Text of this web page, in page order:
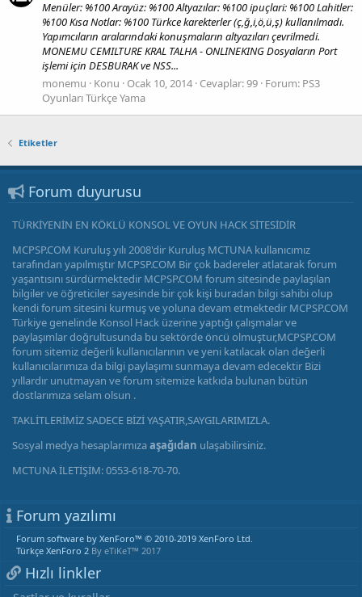
Menüler: %100 Arayüz: %100 Altyazılar: %100 ipuçlari: %100 Lahitler:
%100 Kısa Notlar: %100 Türkce karekterler (ç,ğ,i,ö,ü,ş) kullanılmadı.
Yapımcıların aralarındaki konuşmaların altyazıları çevrilmedi.
MONEMU CEMILTURE KRAL TALHA - ONLINEKING Dosyaların Port
işlemi için DESBURAK ve NSS...
monemu
Konu Ocak 10, 2014 Cevaplar: 99 Forum: PS3
Oyunları Türkçe Yama
Etiketler
Forum duyurusu
TÜRKİYENİN EN KÖKLÜ KONSOL VE OYUN HACK SİTESİDİR
MCPSP.COM Kuruluş yılı 2008'dir Kuruluş MCTUNA kullanıcımız
tarafından yapılmıştır MCPSP.COM Bir çok badereler atlatarak forum
yaşantısını sürdürmektedir MCPSP.COM forum sitesinde paylaşılan
bilgiler ve öğreticiler sayesinde bir çok kişi buradan bilgi sahibi olup
kendi forum sitesini kurmuş ve yoluna devam etmektedir MCPSP.COM
Türkiye genelinde Konsol Hack üzerine yaptığı çalışmalar ve
paylaşımlar doğrultusunda bu sektörde öncü olmuştur,MCPSP.COM
forum sitemiz değerli kullanıcılarının ve yeni katılacak olan değerli
kullanıcılarımıza da bilgi paylaşımı sunmaya devam edecektir Bizi
yıllardır unutmayan ve forum sitemize katkıda bulunan bütün
dostlarımıza selam olsun .
TAKLİTLERİMİZ SADECE BİZİ YAŞATIR,SAYGILARIMIZLA.
Sosyal medya hesaplarımızaaşağıdan ulaşabilirsiniz.
MCTUNA İLETİŞİM: 0553-618-70-70.
Forum yazılımı
Forum software by XenForo™ © 2010-2019 XenForo Ltd.
Türkçe XenForo 2 By eTiKeT™ 2017
Hızlı linkler